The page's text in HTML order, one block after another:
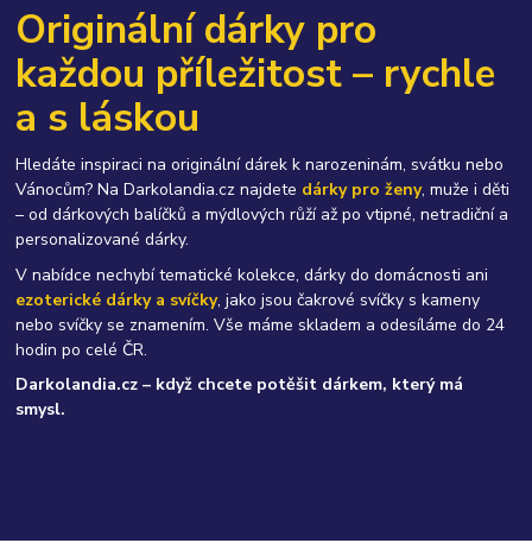
Originální dárky pro
každou příležitost – rychle
a s láskou
Hledáte inspiraci na originální dárek k narozeninám, svátku nebo
Vánocům? Na Darkolandia.cz najdete dárky pro ženy, muže i děti
– od dárkových balíčků a mýdlových růží až po vtipné, netradiční a
personalizované dárky.
V nabídce nechybí tematické kolekce, dárky do domácnosti ani
ezoterické dárky a svíčky, jako jsou čakrové svíčky s kameny
nebo svíčky se znamením. Vše máme skladem a odesíláme do 24
hodin po celé ČR.
Darkolandia.cz – když chcete potěšit dárkem, který má
smysl.